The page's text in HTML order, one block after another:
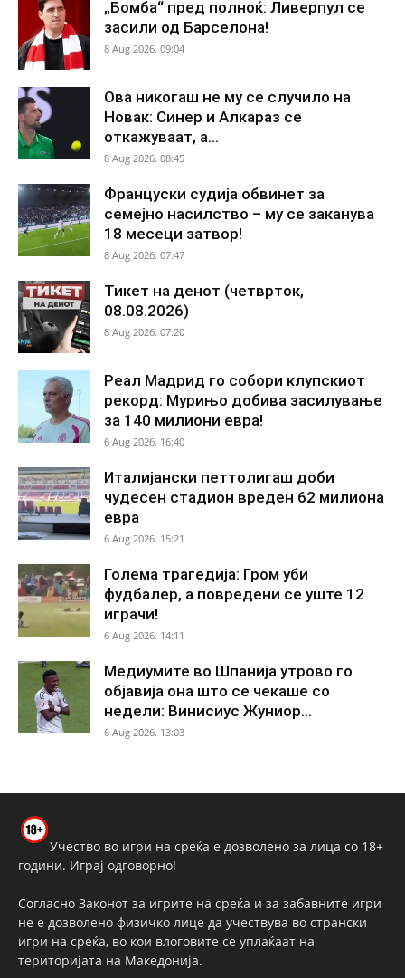
„Бомба“ пред полноќ: Ливерпул се
засили од Барселона!
8 Aug 2026. 09:04
Ова никогаш не му се случило на
Новак: Синер и Алкараз се
откажуваат, а...
8 Aug 2026. 08:45
Француски судија обвинет за
семејно насилство – му се заканува
18 месеци затвор!
8 Aug 2026. 07:47
Тикет на денот (четврток,
08.08.2026)
8 Aug 2026. 07:20
Реал Мадрид го собори клупскиот
рекорд: Мурињо добива засилување
за 140 милиони евра!
6 Aug 2026. 16:40
Италијански петтолигаш доби
чудесен стадион вреден 62 милиона
евра
6 Aug 2026. 15:21
Голема трагедија: Гром уби
фудбалер, а повредени се уште 12
играчи!
6 Aug 2026. 14:11
Медиумите во Шпанија утрово го
објавија она што се чекаше со
недели: Винисиус Жуниор...
6 Aug 2026. 13:03
Учество во игри на среќа е дозволено за лица со 18+
години. Играј одговорно!
Согласно Законот за игрите на среќа и за забавните игри
не е дозволено физичко лице да учествува во странски
игри на среќа, во кои влоговите се уплаќаат на
територијата на Македонија.